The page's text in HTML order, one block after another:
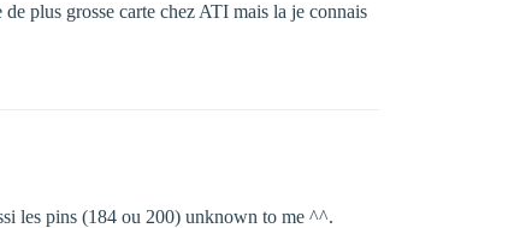
plus grosse carte chez ATI mais la je connais
les pins (184 ou 200) unknown to me ^^.